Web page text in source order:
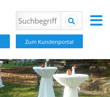
Zum Kundenportal